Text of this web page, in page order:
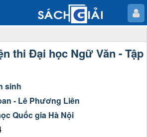
thi Đại học Ngữ Văn - Tập
sinh
- Lê Phương Liên
Quốc gia Hà Nội